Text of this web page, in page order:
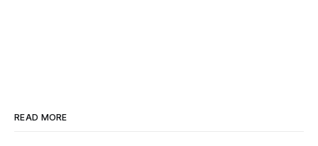
READ MORE